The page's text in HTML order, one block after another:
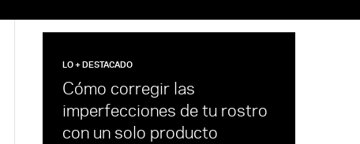
LO + DESTACADO
Cómo corregir las
imperfecciones de tu rostro
con un solo producto